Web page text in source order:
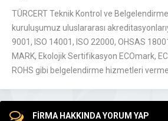
TÜRCERT Teknik Kontrol ve
kuruluşumuz uluslararası
9001, ISO 14001, ISO 22000, OHSAS
MARK, Ekolojik Sertifikasyon ECOmark,
ROHS gibi belgelendirme hizmetleri
FİRMA HAKKINDA YORUM YAP